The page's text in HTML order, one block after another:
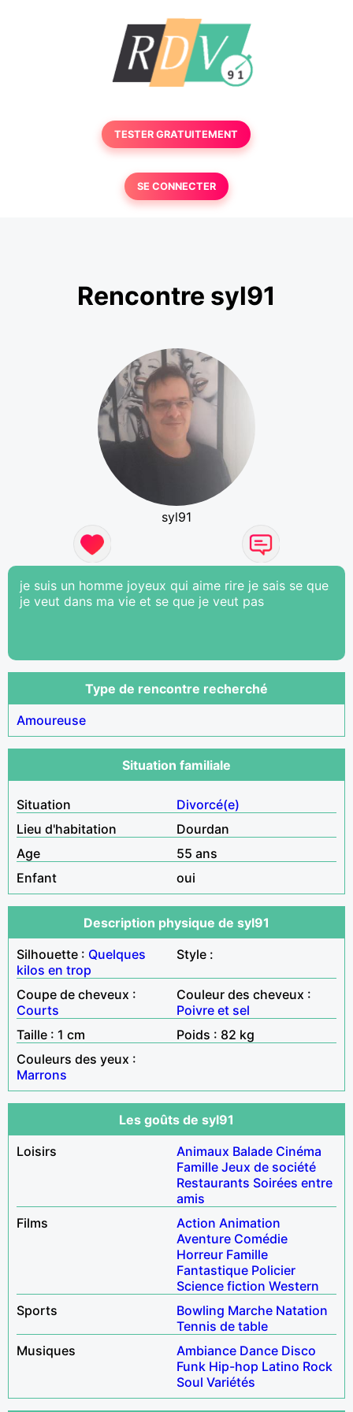
TESTER GRATUITEMENT
SE CONNECTER
Rencontre syl91
syl91
je suis un homme joyeux qui aime rire je sais se que
je veut dans ma vie et se que je veut pas
Type de rencontre recherché
Amoureuse
Situation familiale
Situation
Divorcé(e)
Lieu d'habitation
Dourdan
Age
55 ans
Enfant
oui
Description physique de syl91
Silhouette : Quelques
kilos en trop
Style :
Coupe de cheveux :
Courts
Couleur des cheveux :
Poivre et sel
Taille : 1 cm
Poids : 82 kg
Couleurs des yeux :
Marrons
Les goûts de syl91
Loisirs
Animaux Balade Cinéma
Famille Jeux de société
Restaurants Soirées entre
amis
Films
Action Animation
Aventure Comédie
Horreur Famille
Fantastique Policier
Science fiction Western
Sports
Bowling Marche Natation
Tennis de table
Musiques
Ambiance Dance Disco
Funk Hip-hop Latino Rock
Soul Variétés